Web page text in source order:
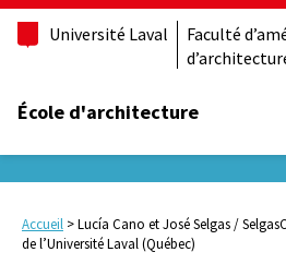
Université Laval
Faculté
École d'architecture
Accueil >Lucía Cano et José Selgas /
de l’Université Laval (Québec)